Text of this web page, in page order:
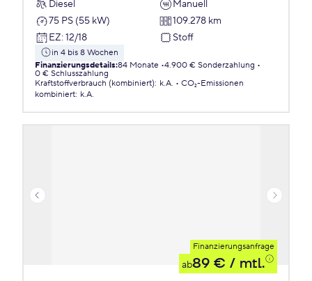
Diesel
Manuell
75 PS (55 kW)
109.278 km
EZ: 12/18 Stoff
in 4 bis 8 Wochen
Finanzierungsdetails:84 Monate 4.900 € Sonderzahlung
0 € Schlusszahlung
Kraftstoffverbrauch (kombiniert): k.A.
CO₂-Emissionen
kombiniert: k.A.
Finanzierungsanfrage
ab89 € / mtl.